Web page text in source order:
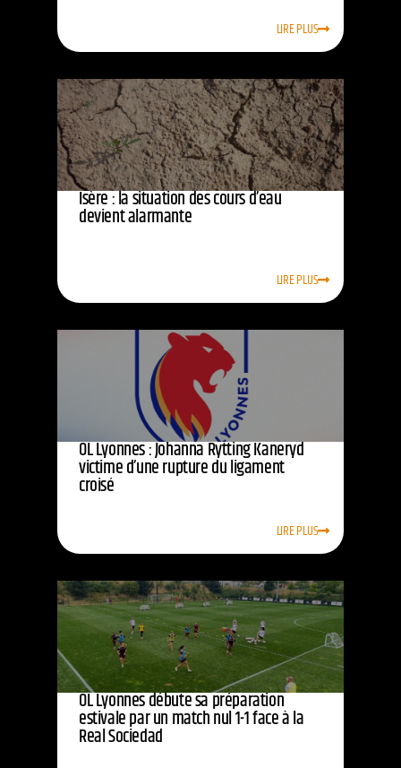
LIRE PLUS
Isère : la situation des cours d’eau
devient alarmante
LIRE PLUS
OL Lyonnes : Johanna Rytting Kaneryd
victime d’une rupture du ligament
croisé
LIRE PLUS
OL Lyonnes débute sa préparation
estivale par un match nul 1-1 face à la
Real Sociedad